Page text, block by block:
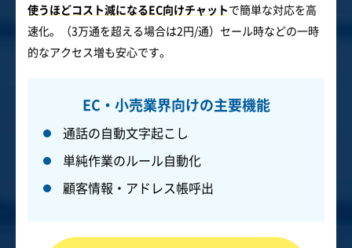
使うほどコスト減になるEC向けチャットで簡単な対応を高
速化。（3万通を超える場合は2円/通）セール時などの一時
的なアクセス増も安心です。
EC・小売業界向けの主要機能
通話の自動文字起こし
単純作業のルール自動化
顧客情報・アドレス帳呼出